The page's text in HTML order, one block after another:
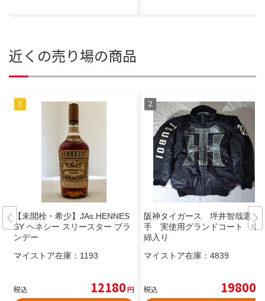
近くの売り場の商品
【未開栓・希少】JAs.HENNES
SY ヘネシー スリースター ブラ
ンデー
マイストア在庫： 1193
税込 12180円
阪神タイガース 坪井智哉選
手 実使用グランドコート 中
綿入り
マイストア在庫： 4839
税込 19800